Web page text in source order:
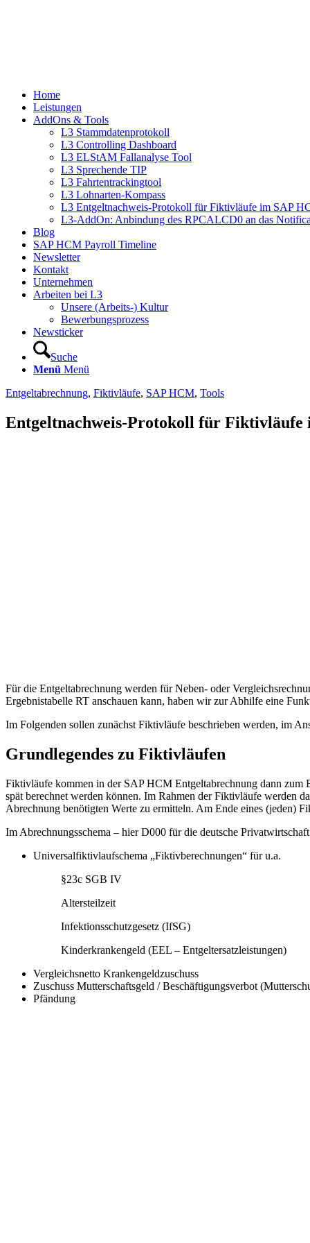
Home
Leistungen
AddOns & Tools
L3 Stammdatenprotokoll
L3 Controlling Dashboard
L3 ELStAM Fallanalyse Tool
L3 Sprechende TIP
L3 Fahrtentrackingtool
L3 Lohnarten-Kompass
L3 Entgeltnachweis-Protokoll für Fiktivläufe im SAP
L3-AddOn: Anbindung des RPCALCD0 an das
Blog
SAP HCM Payroll Timeline
Newsletter
Kontakt
Unternehmen
Arbeiten bei L3
Unsere (Arbeits-) Kultur
Bewerbungsprozess
Newsticker
Suche
Menü Menü
Entgeltabrechnung, Fiktivläufe, SAP HCM, Tools
Entgeltnachweis-Protokoll für Fiktivläufe
Für die Entgeltabrechnung werden für Neben- oder
Ergebnistabelle RT anschauen kann, haben wir zur Abhilfe eine
Im Folgenden sollen zunächst Fiktivläufe beschrieben werden, im
Grundlegendes zu Fiktivläufen
Fiktivläufe kommen in der SAP HCM Entgeltabrechnung dann zum
spät berechnet werden können. Im Rahmen der Fiktivläufe werden
Abrechnung benötigten Werte zu ermitteln. Am Ende eines (jeden)
Im Abrechnungsschema – hier D000 für die deutsche
Universalfiktivlaufschema „Fiktivberechnungen“ für u.a.
§23c SGB IV
Altersteilzeit
Infektionsschutzgesetz (IfSG)
Kinderkrankengeld (EEL – Entgeltersatzleistungen)
Vergleichsnetto Krankengeldzuschuss
Zuschuss Mutterschaftsgeld / Beschäftigungsverbot
Pfändung